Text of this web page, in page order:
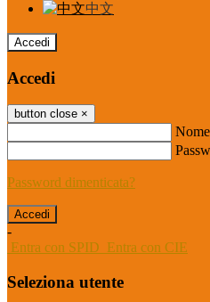
中文
Accedi
Accedi
button close ×
Password dimenticata?
-
Entra con SPID Entra con CIE
Seleziona utente